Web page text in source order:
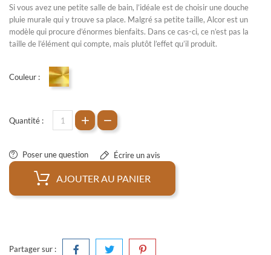
Si vous avez une petite salle de bain, l’idéale est de choisir unedouche
pluie muralequi y trouve sa place. Malgré sa petite taille, Alcor est un
modèle qui procure d’énormes bienfaits. Dans ce cas-ci, ce n’est pas la
taille de l’élément qui compte, mais plutôt l’effet qu’il produit.
Couleur : Doré
Quantité :
Poser une question Écrire un avis
AJOUTER AU PANIER
Partager sur :